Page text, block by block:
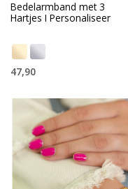
Bedelarmband met 3
Hartjes I Personaliseer
47,90